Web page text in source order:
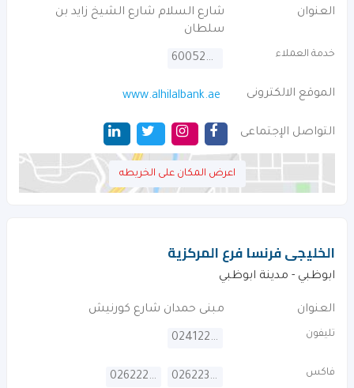
العنوان
شارع السلام شارع الشيخ زايد بن
سلطان
خدمة العملاء 600522229
الموقع الالكترونى www.alhilalbank.ae
التواصل الإجتماعى
اعرض المكان على الخريطه
الخليجى فرنسا فرع المركزية
ابوظبي - مدينة ابوظبي
العنوان مبنى حمدان شارع كورنيش
تليفون 024122900
فاكس 026223625
026222055